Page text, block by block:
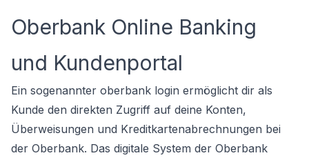
Oberbank Online Banking
und Kundenportal
Ein sogenannter oberbank login ermöglicht dir als
Kunde den direkten Zugriff auf deine Konten,
Überweisungen und Kreditkartenabrechnungen bei
der Oberbank. Das digitale System der Oberbank